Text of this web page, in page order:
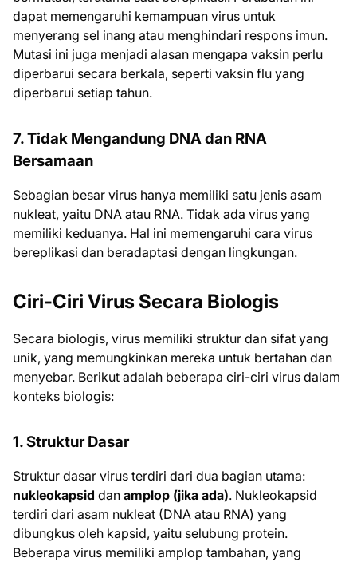
dapat memengaruhi kemampuan virus untuk
menyerang sel inang atau menghindari respons imun.
Mutasi ini juga menjadi alasan mengapa vaksin perlu
diperbarui secara berkala, seperti vaksin flu yang
diperbarui setiap tahun.
7. Tidak Mengandung DNA dan RNA
Bersamaan
Sebagian besar virus hanya memiliki satu jenis asam
nukleat, yaitu DNA atau RNA. Tidak ada virus yang
memiliki keduanya. Hal ini memengaruhi cara virus
bereplikasi dan beradaptasi dengan lingkungan.
Ciri-Ciri Virus Secara Biologis
Secara biologis, virus memiliki struktur dan sifat yang
unik, yang memungkinkan mereka untuk bertahan dan
menyebar. Berikut adalah beberapa ciri-ciri virus dalam
konteks biologis:
1. Struktur Dasar
Struktur dasar virus terdiri dari dua bagian utama:
nukleokapsid dan amplop (jika ada). Nukleokapsid
terdiri dari asam nukleat (DNA atau RNA) yang
dibungkus oleh kapsid, yaitu selubung protein.
Beberapa virus memiliki amplop tambahan, yang